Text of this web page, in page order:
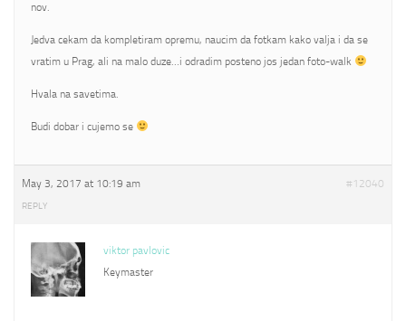
nov.
Jedva cekam da kompletiram opremu, naucim da fotkam kako valja i da se
vratim u Prag, ali na malo duze…i odradim posteno jos jedan foto-walk
Hvala na savetima.
Budi dobar i cujemo se
May 3, 2017 at 10:19 am #12040
REPLY
viktor pavlovic
Keymaster